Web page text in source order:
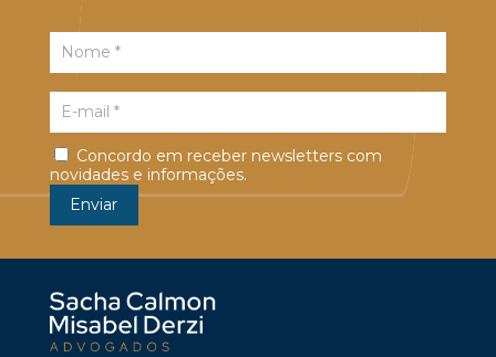
Concordo em receber newsletters com
novidades e informações.